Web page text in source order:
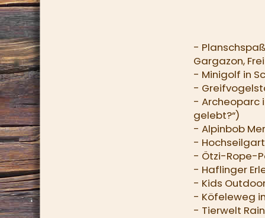
-
Gargazon,
- Minigolf in
-
- Archeoparc
gelebt?“)
- Alpinbob
-
- Ötzi-Rope-
- Haflinger
- Kids
- Köfeleweg
- Tierwelt